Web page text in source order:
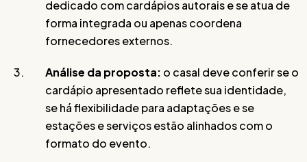
dedicado com cardápios autorais e se atua de
forma integrada ou apenas coordena
fornecedores externos.
Análise da proposta: o casal deve conferir se o
cardápio apresentado reflete sua identidade,
se há flexibilidade para adaptações e se
estações e serviços estão alinhados com o
formato do evento.